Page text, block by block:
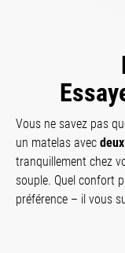
Vous ne savez pas
un matelas avec
tranquillement chez
souple. Quel confort
préférence – il vous